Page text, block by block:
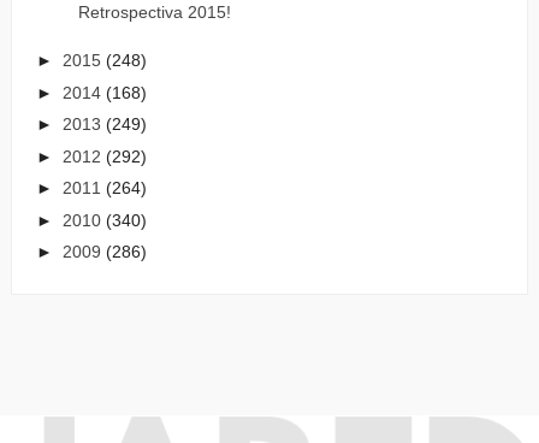
Retrospectiva 2015!
► 2015 (248)
► 2014 (168)
► 2013 (249)
► 2012 (292)
► 2011 (264)
► 2010 (340)
► 2009 (286)